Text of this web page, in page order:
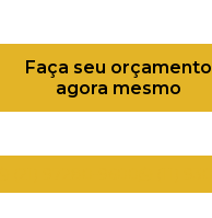
Faça seu orçamento
agora mesmo